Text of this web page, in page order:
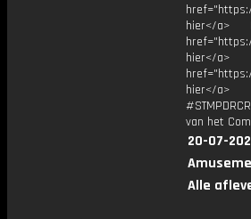
hier</a>
hier</
hier</
van het
20-07-
Alle